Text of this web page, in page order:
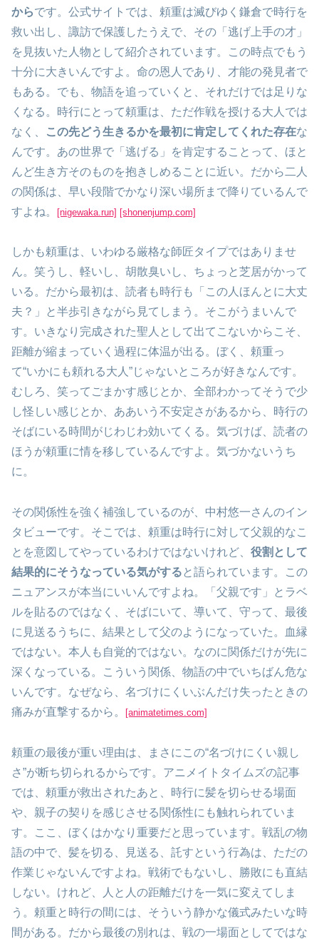
からです。公式サイトでは、頼重は滅びゆく鎌倉で時行を
救い出し、諏訪で保護したうえで、その「逃げ上手の才」
を見抜いた人物として紹介されています。この時点でもう
十分に大きいんですよ。命の恩人であり、才能の発見者で
もある。でも、物語を追っていくと、それだけでは足りな
くなる。時行にとって頼重は、ただ作戦を授ける大人では
なく、
この先どう生きるかを最初に肯定してくれた存在な
んです。あの世界で「逃げる」を肯定することって、ほと
んど生き方そのものを抱きしめることに近い。だから二人
の関係は、早い段階でかなり深い場所まで降りているんで
すよね。
[nigewaka.run] [shonenjump.com]
しかも頼重は、いわゆる厳格な師匠タイプではありませ
ん。笑うし、軽いし、胡散臭いし、ちょっと芝居がかって
いる。だから最初は、読者も時行も「この人ほんとに大丈
夫？」と半歩引きながら見てしまう。そこがうまいんで
す。いきなり完成された聖人として出てこないからこそ、
距離が縮まっていく過程に体温が出る。ぼく、頼重っ
て“いかにも頼れる大人”じゃないところが好きなんです。
むしろ、笑ってごまかす感じとか、全部わかってそうで少
し怪しい感じとか、ああいう不安定さがあるから、時行の
そばにいる時間がじわじわ効いてくる。気づけば、読者の
ほうが頼重に情を移しているんですよ。気づかないうち
に。
その関係性を強く補強しているのが、中村悠一さんのイン
タビューです。そこでは、頼重は時行に対して父親的なこ
とを意図してやっているわけではないけれど、 役割として
結果的にそうなっている気がする と語られています。この
ニュアンスが本当にいいんですよね。「父親です」とラベ
ルを貼るのではなく、そばにいて、導いて、守って、最後
に見送るうちに、結果として父のようになっていた。血縁
ではない。本人も自覚的ではない。なのに関係だけが先に
深くなっている。こういう関係、物語の中でいちばん危な
いんです。なぜなら、名づけにくいぶんだけ失ったときの
痛みが直撃するから。
[animatetimes.com]
頼重の最後が重い理由は、まさにこの“名づけにくい親し
さ”が断ち切られるからです。アニメイトタイムズの記事
では、頼重が救出されたあと、時行に髪を切らせる場面
や、親子の契りを感じさせる関係性にも触れられていま
す。ここ、ぼくはかなり重要だと思っています。戦乱の物
語の中で、髪を切る、見送る、託すという行為は、ただの
作業じゃないんですよね。戦術でもないし、勝敗にも直結
しない。けれど、人と人の距離だけを一気に変えてしま
う。頼重と時行の間には、そういう静かな儀式みたいな時
間がある。だから最後の別れは、戦の一場面としてではな